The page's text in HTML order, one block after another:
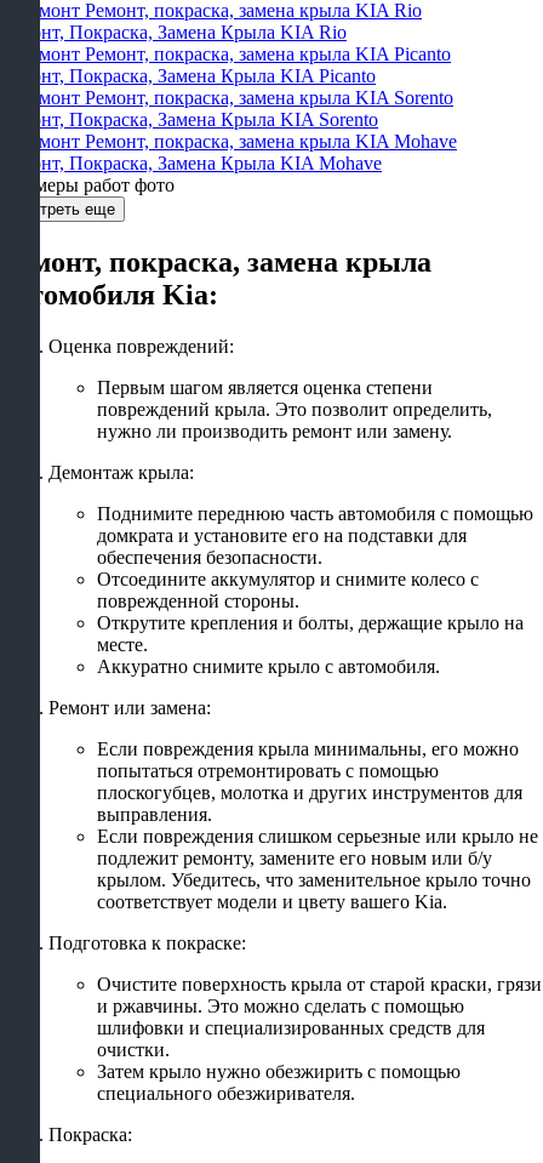
Ремонт, Покраска, Замена Крыла KIA Rio
Ремонт, Покраска, Замена Крыла KIA Picanto
Ремонт, Покраска, Замена Крыла KIA Sorento
Ремонт, Покраска, Замена Крыла KIA Mohave
Примеры работ фото
Смотреть еще
Ремонт, покраска, замена крыла
автомобиля Kia:
Оценка повреждений:
Первым шагом является оценка степени
повреждений крыла. Это позволит определить,
нужно ли производить ремонт или замену.
Демонтаж крыла:
Поднимите переднюю часть автомобиля с помощью
домкрата и установите его на подставки для
обеспечения безопасности.
Отсоедините аккумулятор и снимите колесо с
поврежденной стороны.
Открутите крепления и болты, держащие крыло на
месте.
Аккуратно снимите крыло с автомобиля.
Ремонт или замена:
Если повреждения крыла минимальны, его можно
попытаться отремонтировать с помощью
плоскогубцев, молотка и других инструментов для
выправления.
Если повреждения слишком серьезные или крыло не
подлежит ремонту, замените его новым или б/у
крылом. Убедитесь, что заменительное крыло точно
соответствует модели и цвету вашего Kia.
Подготовка к покраске:
Очистите поверхность крыла от старой краски, грязи
и ржавчины. Это можно сделать с помощью
шлифовки и специализированных средств для
очистки.
Затем крыло нужно обезжирить с помощью
специального обезжиривателя.
Покраска: